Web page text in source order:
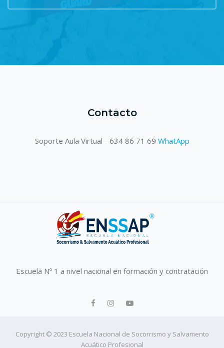
Contacto
Soporte Aula Virtual - 634 86 71 69 WhatApp
Escuela Nº 1 a nivel nacional en formación y contratación
Copyright © 2023 Escuela Nacional de Socorrismo y Salvamento
Acuático Profesional